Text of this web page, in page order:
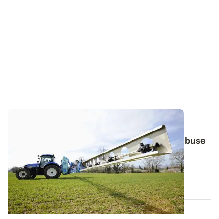
Efficacité des herbicides racinaires : peu
importe le volume de bouillie et le type de buse
L’arrivée sur le marché de buses à haut potentiel de
réduction de dérive a conduit ARVALIS...
20 OCT. 2022